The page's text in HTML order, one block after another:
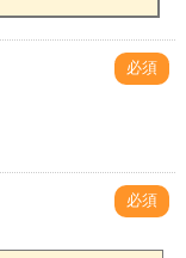
必須
必須